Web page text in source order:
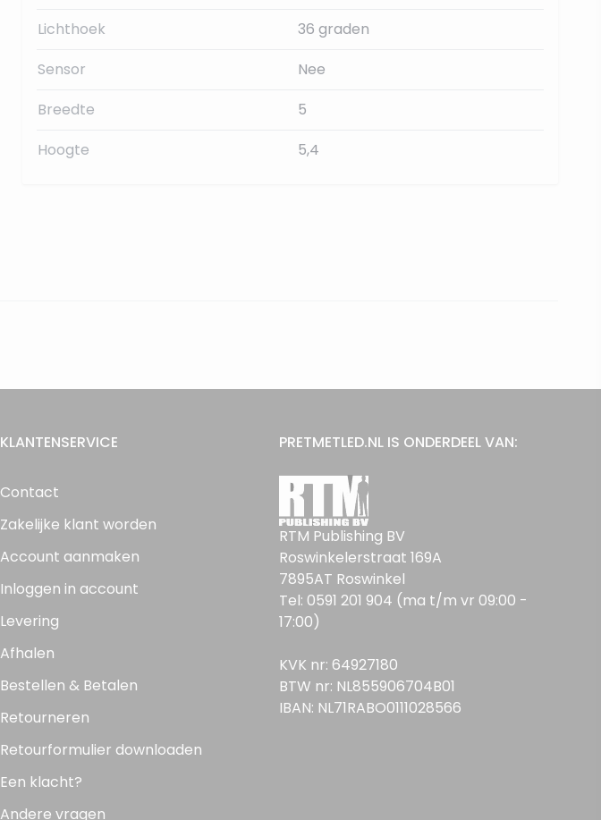
Lichthoek
36 graden
Sensor
Nee
Breedte
5
Hoogte
5,4
KLANTENSERVICE
Contact
Zakelijke klant worden
Account aanmaken
Inloggen in account
Levering
Afhalen
Bestellen & Betalen
Retourneren
Retourformulier downloaden
Een klacht?
Andere vragen
PRETMETLED.NL IS ONDERDEEL VAN:
RTM Publishing BV
Roswinkelerstraat 169A
7895AT Roswinkel
Tel: 0591 201 904 (ma t/m vr 09:00 -
17:00)
KVK nr: 64927180
BTW nr: NL855906704B01
IBAN: NL71RABO0111028566